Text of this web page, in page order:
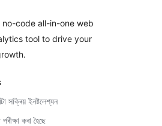
no-code all-in-one web
tool to drive your
সক্ৰিয় ইনষ্টলেশ্যন
কৰা হৈছে